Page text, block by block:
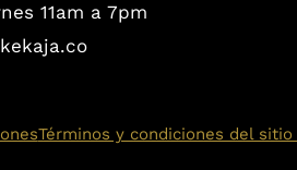
11am a 7pm
Términos y condiciones del